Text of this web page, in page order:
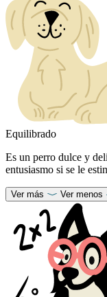
Equilibrado
Es un perro dulce y
entusiasmo si se le
Ver más Ver menos